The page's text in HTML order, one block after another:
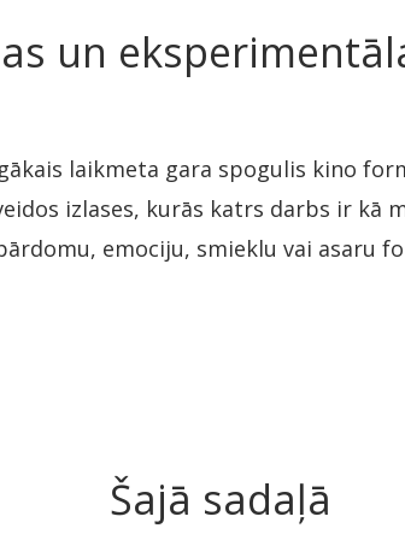
un
laikmeta gara spogulis kino
izlases, kurās katrs darbs ir kā
emociju, smieklu vai asaru
Šajā sadaļā